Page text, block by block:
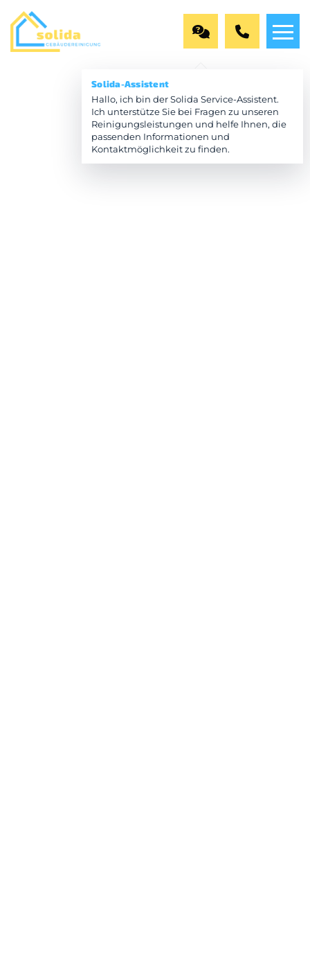
Solida-Assistent
Hallo, ich bin der Solida Service-Assistent.
Ich unterstütze Sie bei Fragen zu unseren
Reinigungsleistungen und helfe Ihnen, die
passenden Informationen und
Kontaktmöglichkeit zu finden.